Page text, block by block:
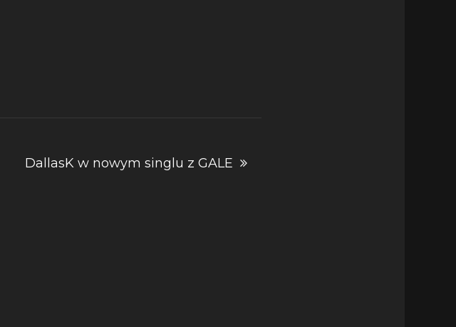
DallasK w nowym singlu z GALE